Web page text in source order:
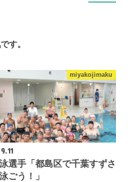
す。
miyakojimaku
選手「都島区で千葉すずさ
ごう！」